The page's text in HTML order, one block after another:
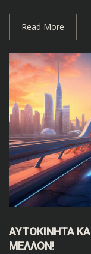
Read More
ΑΥΤΟΚΊΝΗΤΑ
ΜΈΛΛΟΝ!